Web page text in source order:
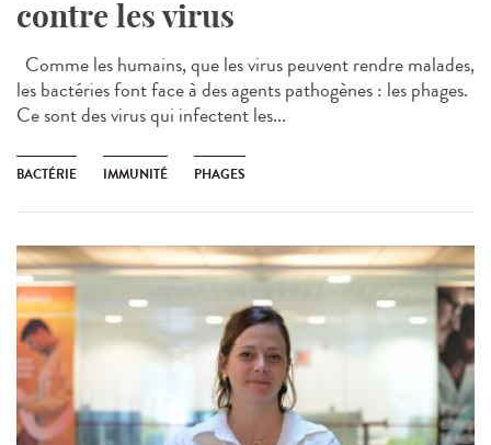
contre les virus
Comme les humains, que les virus peuvent rendre malades,
les bactéries font face à des agents pathogènes : les phages.
Ce sont des virus qui infectent les...
BACTÉRIE IMMUNITÉ PHAGES